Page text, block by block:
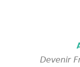
Devenir